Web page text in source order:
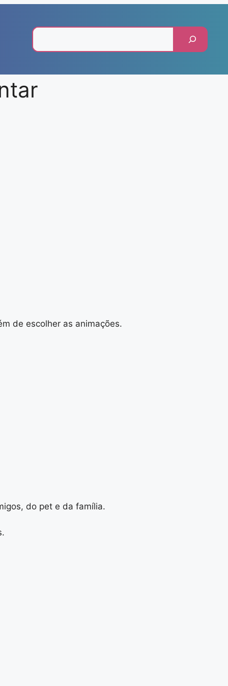
de escolher as animações.
do pet e da família.